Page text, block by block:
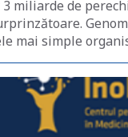
miliarde de
mai simple